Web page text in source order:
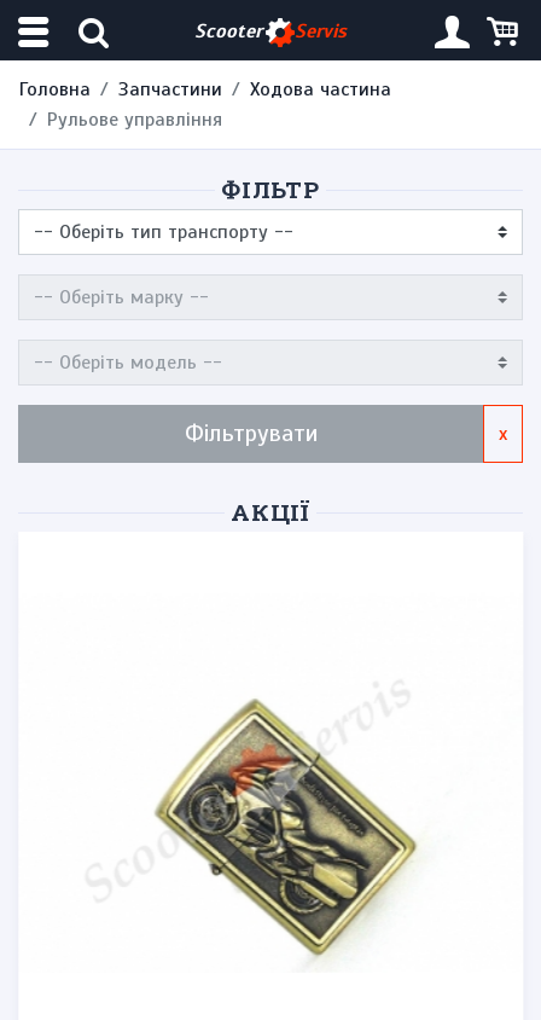
Scooter Servis
Головна Запчастини
Ходова частина
Рульове управління
ФІЛЬТР
Фільтрувати x
АКЦІЇ